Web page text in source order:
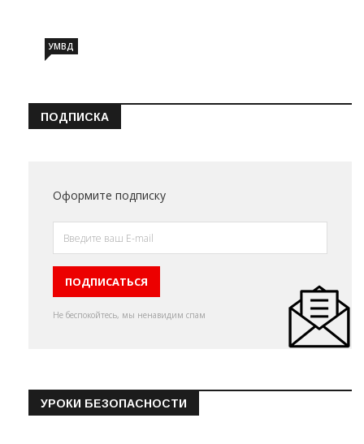
УМВД
ПОДПИСКА
Оформите подписку
Не беспокойтесь, мы ненавидим спам
УРОКИ БЕЗОПАСНОСТИ